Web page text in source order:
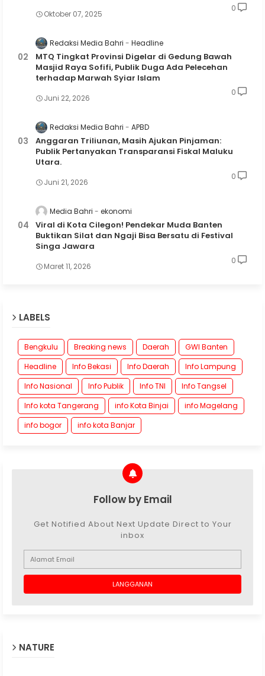
Oktober 07, 2025
0
Redaksi Media Bahri Headline
MTQ Tingkat Provinsi Digelar di Gedung Bawah
Masjid Raya Sofifi, Publik Duga Ada Pelecehan
terhadap Marwah Syiar Islam
Juni 22, 2026
0
Redaksi Media Bahri APBD
Anggaran Triliunan, Masih Ajukan Pinjaman:
Publik Pertanyakan Transparansi Fiskal Maluku
Utara.
Juni 21, 2026
0
Media Bahri ekonomi
Viral di Kota Cilegon! Pendekar Muda Banten
Buktikan Silat dan Ngaji Bisa Bersatu di Festival
Singa Jawara
Maret 11, 2026
0
LABELS
Bengkulu Breaking news Daerah
GWI Banten
Headline
Info Bekasi Info Daerah
Info Lampung
Info Nasional
Info Publik Info TNI
Info Tangsel
Info kota Tangerang
info Kota Binjai
info Magelang
info bogor
info kota Banjar
Follow by Email
Get Notified About Next Update Direct to Your
inbox
NATURE